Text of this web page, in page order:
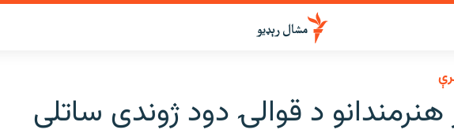
د قوالۍ دود ژوندی ساتلی